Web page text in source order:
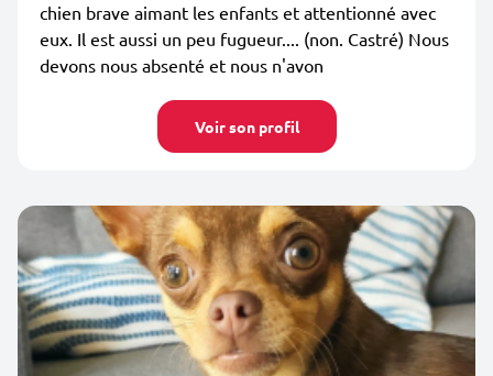
chien brave aimant les enfants et attentionné avec
eux. Il est aussi un peu fugueur.... (non. Castré) Nous
devons nous absenté et nous n'avon
Voir son profil